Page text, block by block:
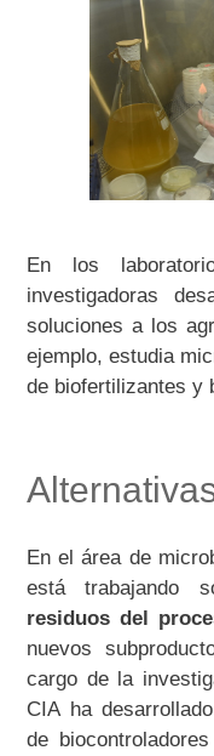
En los
investigadoras
soluciones a los
ejemplo, estudia
de biofertilizantes y
En el área de
está trabajando
residuos del
nuevos
cargo de la
CIA ha
de